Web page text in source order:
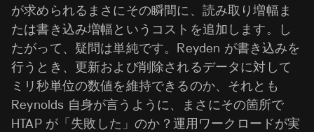
が求められるまさにその瞬間に、読み取り増幅ま
たは書き込み増幅というコストを追加します。し
たがって、疑問は単純です。Reyden が書き込みを
行うとき、更新および削除されるデータに対して
ミリ秒単位の数値を維持できるのか、それとも
Reynolds 自身が言うように、まさにその箇所で
HTAP が「失敗した」のか？運用ワークロードが実